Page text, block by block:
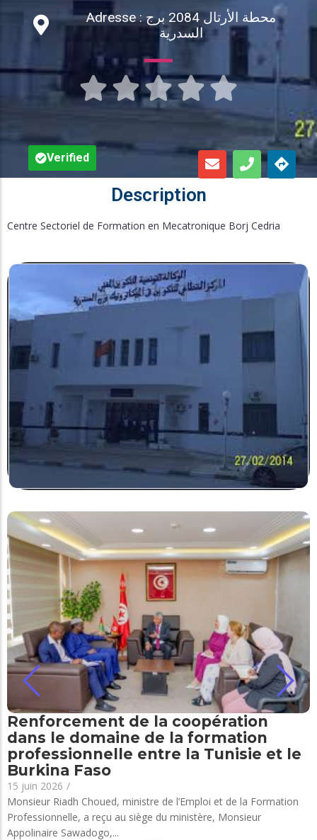
Inscription en Ligne
Foire aux Questions
Adresse : محطة الأرتال 2084 برج
السدرية

Verified
Description
Centre Sectoriel de Formation en Mecatronique Borj Cedria
Renforcement de la coopération
dans le domaine de la formation
professionnelle entre la Tunisie et le
Burkina Faso
15 juin 2026 /
Monsieur Riadh Choued, ministre de l’Emploi et de la Formation
Professionnelle, a reçu au siège du ministère, Monsieur
Appolinaire Sawadogo,...